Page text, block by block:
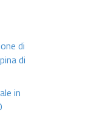
di
di
in